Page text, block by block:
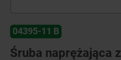
04395-11 B
Śruba naprężająca